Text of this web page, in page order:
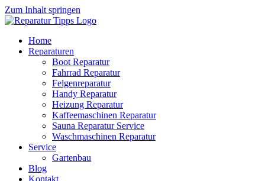
Zum Inhalt springen
Home
Reparaturen
Boot Reparatur
Fahrrad Reparatur
Felgenreparatur
Handy Reparatur
Heizung Reparatur
Kaffeemaschinen Reparatur
Sauna Reparatur Service
Waschmaschinen Reparatur
Service
Gartenbau
Blog
Kontakt